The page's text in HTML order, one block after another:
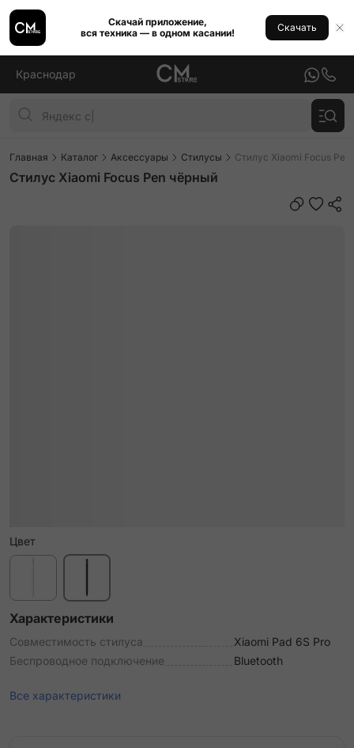
Скачай приложение,
вся техника — в одном касании!
Скачать
Краснодар
Главная Каталог Аксессуары Стилусы Стилус Xiaomi Focus
Стилус Xiaomi Focus Pen чёрный
Цвет
Характеристики
Совместимость стилуса
Xiaomi Pad 6S Pro
Беспроводное подключение
Bluetooth
Все характеристики